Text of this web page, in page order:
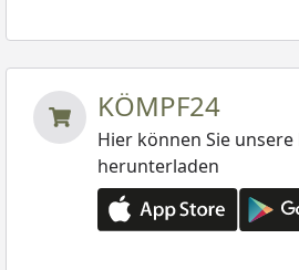
KÖMPF24
Hier können Sie unsere
herunterladen